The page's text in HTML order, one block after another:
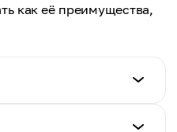
как её преимущества,